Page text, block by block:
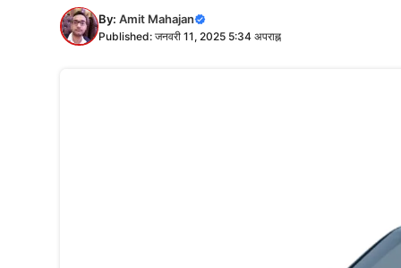
By: Amit Mahajan
Published: जनवरी 11, 2025 5:34 अपराह्न